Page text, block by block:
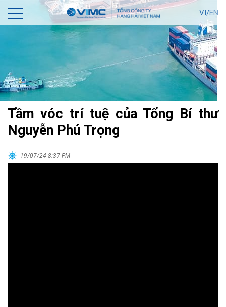
VI/EN
Tầm vóc trí tuệ của Tổng Bí thư
Nguyễn Phú Trọng
19/07/24 8:37 PM